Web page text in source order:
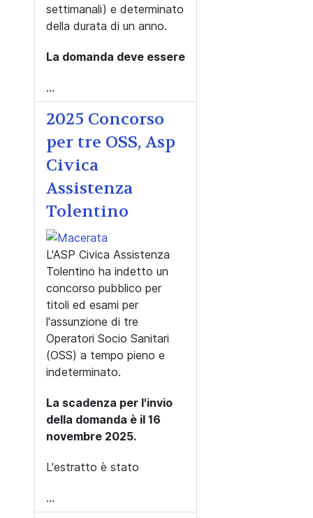
settimanali) e determinato
della durata di un anno.
La domanda deve essere
...
2025 Concorso
per tre OSS, Asp
Civica
Assistenza
Tolentino
L'ASP Civica Assistenza
Tolentino ha indetto un
concorso pubblico per
titoli ed esami per
l'assunzione di tre
Operatori Socio Sanitari
(OSS) a tempo pieno e
indeterminato.
La scadenza per l'invio
della domanda è il 16
novembre 2025.
L'estratto è stato
...